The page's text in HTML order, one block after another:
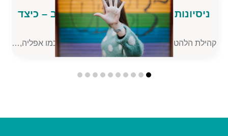
ניסיונות אובדניים בקהילת הלהט"ב – כיצד
ניתן למנוע?
קהילת הלהט"ב מתמודדת עם אתגרים ייחודיים, כמו אפליה,…